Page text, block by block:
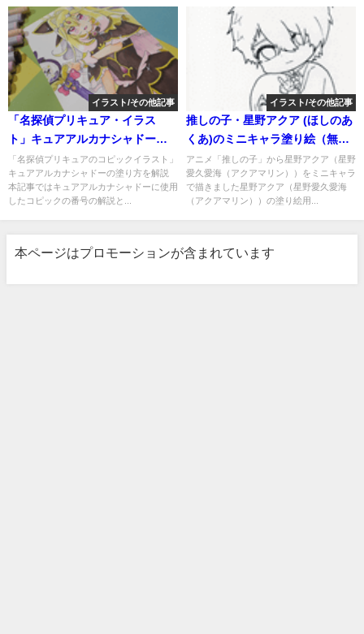
イラスト/その他記事
「名探偵プリキュア・イラス
ト」キュアアルカナシャドーの
塗り方解説。目や髪、服に使用
したコピックは？
「名探偵プリキュアのコピックイラスト」
キュアアルカナシャドーの塗り方を解説
本記事ではキュアアルカナシャドーに使用
したコピックの番号の解説と...
イラスト/その他記事
推しの子・星野アクア (ほしのあ
くあ)のミニキャラ塗り絵（無
料）。印刷、ダウンロードして
アビスペイントで塗り絵。線画
をなぞって描き方の練習にも。
アニメ「推しの子」から星野アクア（星野
愛久愛海（アクアマリン））をミニキャラ
で描きました星野アクア（星野愛久愛海
（アクアマリン））の塗り絵用...
本ページはプロモーションが含まれています